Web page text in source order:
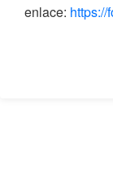
enlace: https://